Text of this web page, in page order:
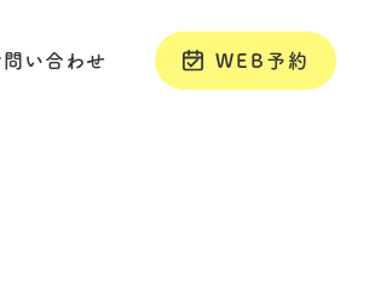
問い合わせ WEB予約